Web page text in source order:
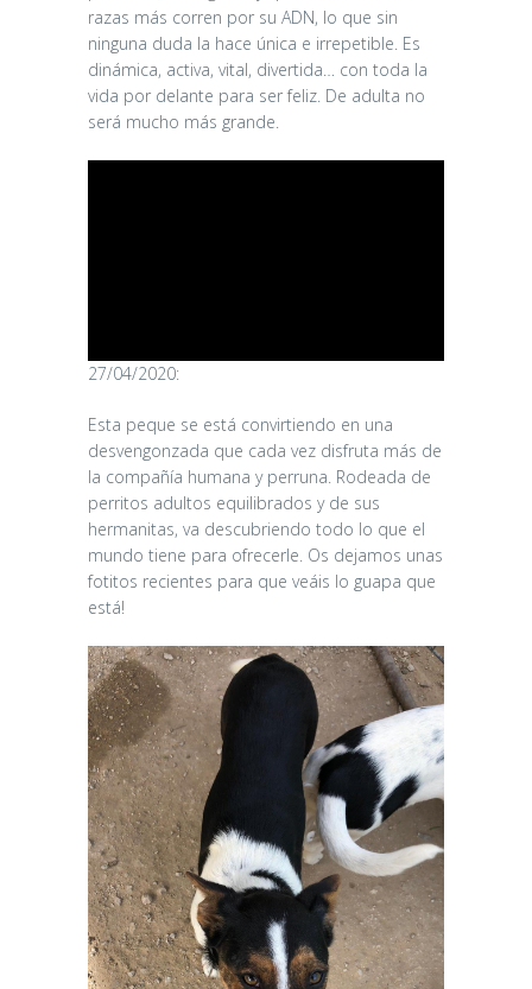
razas más corren por su ADN, lo que sin
ninguna duda la hace única e irrepetible. Es
dinámica, activa, vital, divertida… con toda la
vida por delante para ser feliz. De adulta no
será mucho más grande.
27/04/2020:
Esta peque se está convirtiendo en una
desvengonzada que cada vez disfruta más de
la compañía humana y perruna. Rodeada de
perritos adultos equilibrados y de sus
hermanitas, va descubriendo todo lo que el
mundo tiene para ofrecerle. Os dejamos unas
fotitos recientes para que veáis lo guapa que
está!